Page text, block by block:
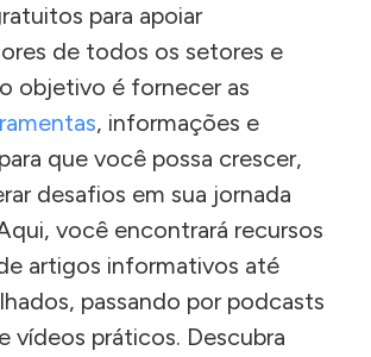
para apoiar
de todos os setores e
objetivo é fornecer as
, informações e
que você possa crescer,
desafios em sua jornada
você encontrará recursos
artigos informativos até
passando por podcasts
vídeos práticos. Descubra